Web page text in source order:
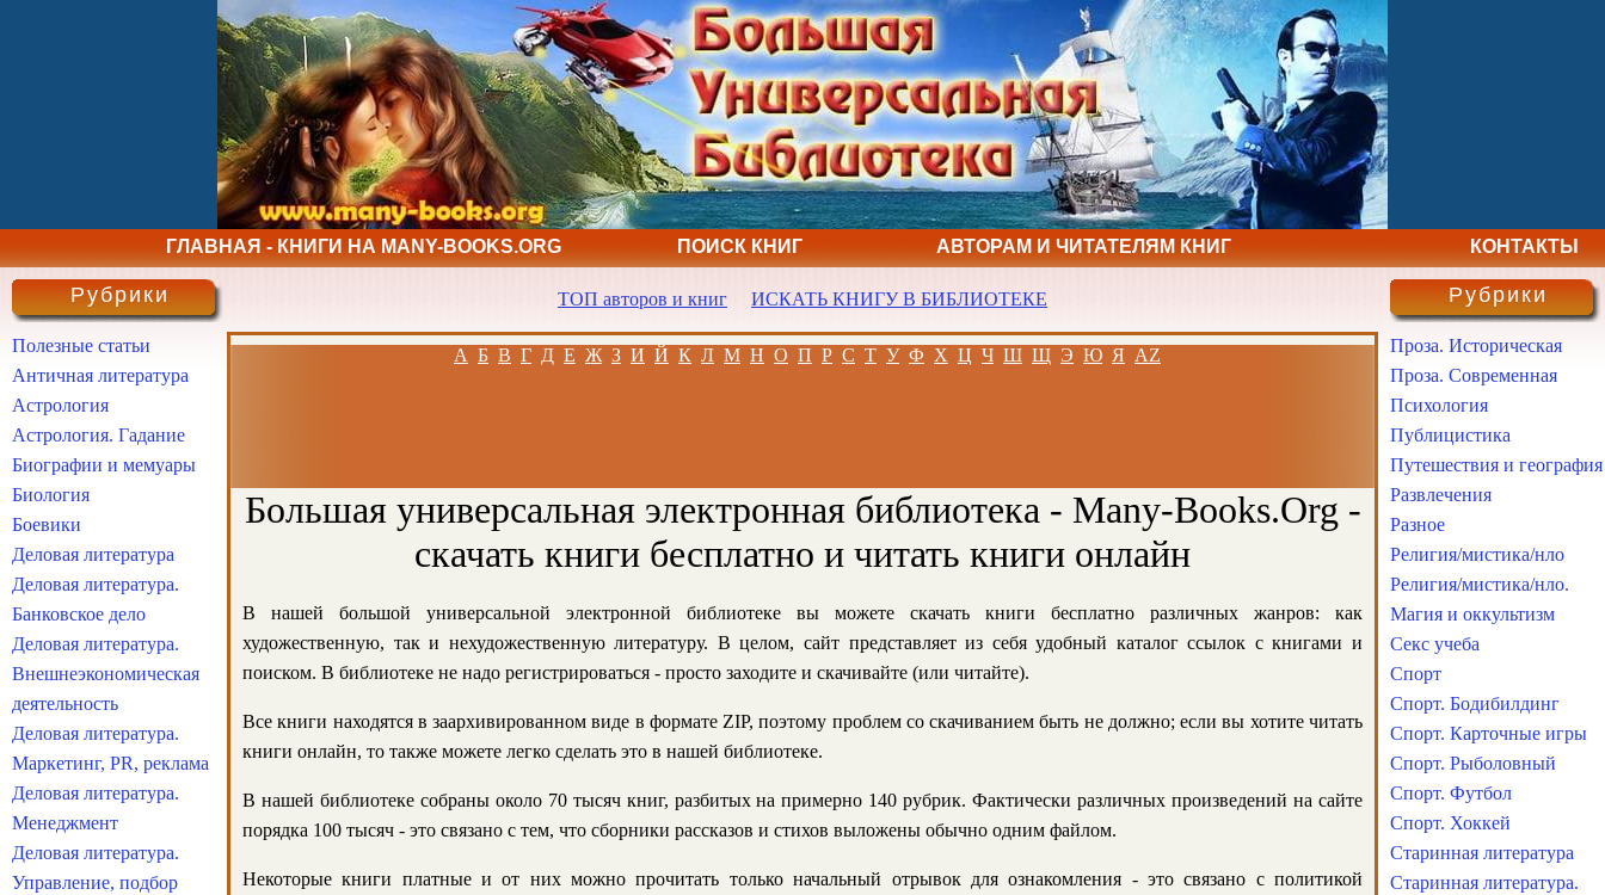
ГЛАВНАЯ - КНИГИ НА MANY-BOOKS.ORG ПОИСК КНИГ АВТОРАМ И ЧИТАТЕЛЯМ КНИГ КОНТАКТЫ
ТОП авторов и книг ИСКАТЬ КНИГУ В БИБЛИОТЕКЕ
А Б В Г Д Е Ж З И Й К Л М Н О П Р С Т У Ф Х Ц Ч Ш Щ Э Ю Я AZ
Большая универсальная электронная библиотека - Many-Books.Org -
скачать книги бесплатно и читать книги онлайн
В нашей большой универсальной электронной библиотеке вы можете скачать книги бесплатно различных жанров: как
художественную, так и нехудожественную литературу. В целом, сайт представляет из себя удобный каталог ссылок с книгами и
поиском. В библиотеке не надо регистрироваться - просто заходите и скачивайте (или читайте).
Все книги находятся в заархивированном виде в формате ZIP, поэтому проблем со скачиванием быть не должно; если вы хотите читать
книги онлайн, то также можете легко сделать это в нашей библиотеке.
В нашей библиотеке собраны около 70 тысяч книг, разбитых на примерно 140 рубрик. Фактически различных произведений на сайте
порядка 100 тысяч - это связано с тем, что сборники рассказов и стихов выложены обычно одним файлом.
Некоторые книги платные и от них можно прочитать только начальный отрывок для ознакомления - это связано с политикой
Рубрики
Полезные статьи
Античная литература
Астрология
Астрология. Гадание
Биографии и мемуары
Биология
Боевики
Деловая литература
Деловая литература.
Банковское дело
Деловая литература.
Внешнеэкономическая
деятельность
Деловая литература.
Маркетинг, PR, реклама
Деловая литература.
Менеджмент
Деловая литература.
Управление, подбор
Рубрики
Проза. Историческая
Проза. Современная
Психология
Публицистика
Путешествия и география
Развлечения
Разное
Религия/мистика/нло
Религия/мистика/нло.
Магия и оккультизм
Секс учеба
Спорт
Спорт. Бодибилдинг
Спорт. Карточные игры
Спорт. Рыболовный
Спорт. Футбол
Спорт. Хоккей
Старинная литература
Старинная литература.